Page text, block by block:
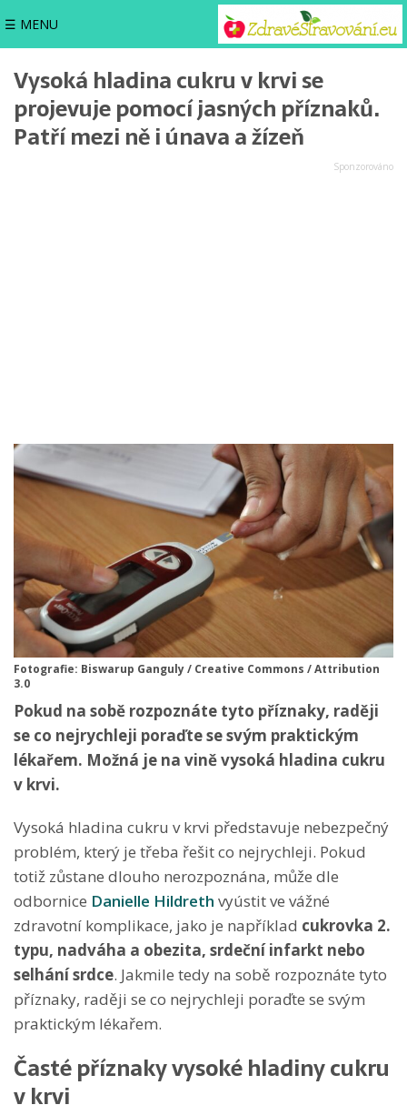
☰ MENU
Vysoká hladina cukru v krvi se
projevuje pomocí jasných příznaků.
Patří mezi ně i únava a žízeň
Fotografie: Biswarup Ganguly / Creative Commons / Attribution
3.0
Pokud na sobě rozpoznáte tyto příznaky, raději
se co nejrychleji poraďte se svým praktickým
lékařem. Možná je na vině vysoká hladina cukru
v krvi.
Vysoká hladina cukru v krvi představuje nebezpečný
problém, který je třeba řešit co nejrychleji. Pokud
totiž zůstane dlouho nerozpoznána, může dle
odbornice Danielle Hildreth vyústit ve vážné
zdravotní komplikace, jako je například cukrovka 2.
typu, nadváha a obezita, srdeční infarkt nebo
selhání srdce. Jakmile tedy na sobě rozpoznáte tyto
příznaky, raději se co nejrychleji poraďte se svým
praktickým lékařem.
Časté příznaky vysoké hladiny cukru
v krvi